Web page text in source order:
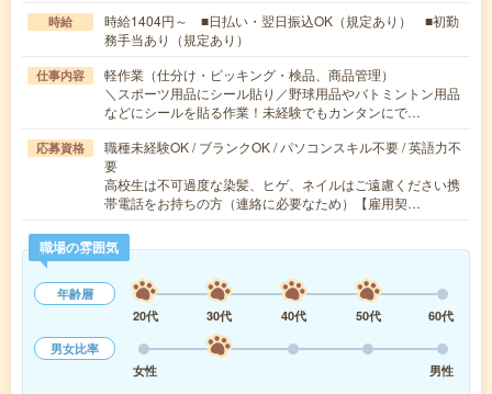
時給
時給1404円～ ■日払い・翌日振込OK（規定あり） ■初勤
務手当あり（規定あり）
仕事内容
軽作業（仕分け・ピッキング・検品、商品管理）
＼スポーツ用品にシール貼り／野球用品やバトミントン用品
などにシールを貼る作業！未経験でもカンタンにで…
応募資格
職種未経験OK / ブランクOK / パソコンスキル不要 / 英語力不
要
高校生は不可過度な染髪、ヒゲ、ネイルはご遠慮ください携
帯電話をお持ちの方（連絡に必要なため）【雇用契…
職場の雰囲気
年齢層
20代
30代 40代 50代
60代
男女比率
女性
男性